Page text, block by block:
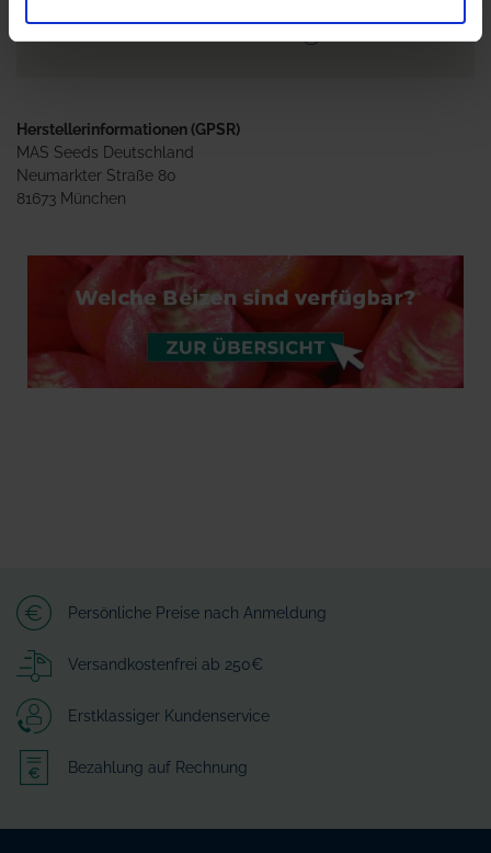
Herstellerinformationen (GPSR)
MAS Seeds Deutschland
Neumarkter Straße 80
81673 München
Persönliche Preise nach Anmeldung
Versandkostenfrei ab 250€
Erstklassiger Kundenservice
Bezahlung auf Rechnung